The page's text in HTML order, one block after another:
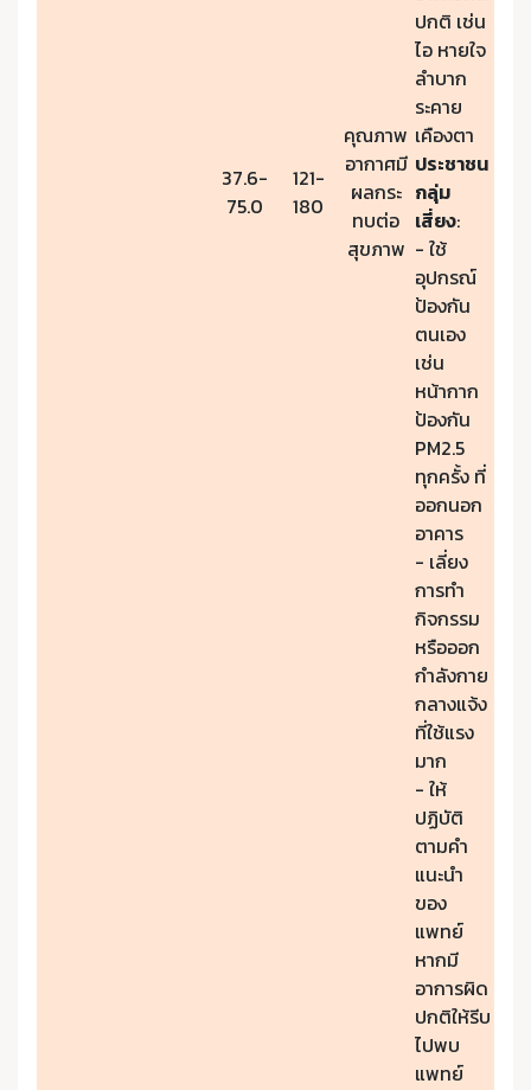
37.6-
75.0
121-
180
คุณภาพ
อากาศมี
ผลกระ
ทบต่อ
สุขภาพ
ปกติ เช่น
ไอ หายใจ
ลำบาก
ระคาย
เคืองตา
ประชาชน
กลุ่ม
เสี่ยง:
- ใช้
อุปกรณ์
ป้องกัน
ตนเอง
เช่น
หน้ากาก
ป้องกัน
PM2.5
ทุกครั้ง ที่
ออกนอก
อาคาร
- เลี่ยง
การทำ
กิจกรรม
หรือออก
กำลังกาย
กลางแจ้ง
ที่ใช้แรง
มาก
- ให้
ปฏิบัติ
ตามคำ
แนะนำ
ของ
แพทย์
หากมี
อาการผิด
ปกติให้รีบ
ไปพบ
แพทย์